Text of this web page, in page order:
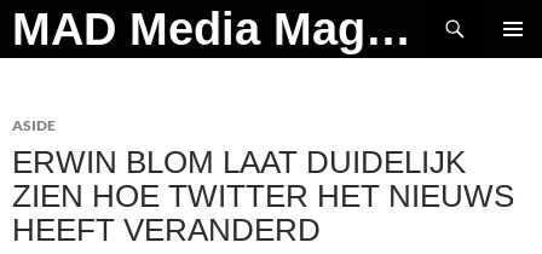
Ga
naar
MAD Media Magazine
Zoeken
ASIDE
ERWIN BLOM LAAT DUIDELIJK
ZIEN HOE TWITTER HET NIEUWS
HEEFT VERANDERD